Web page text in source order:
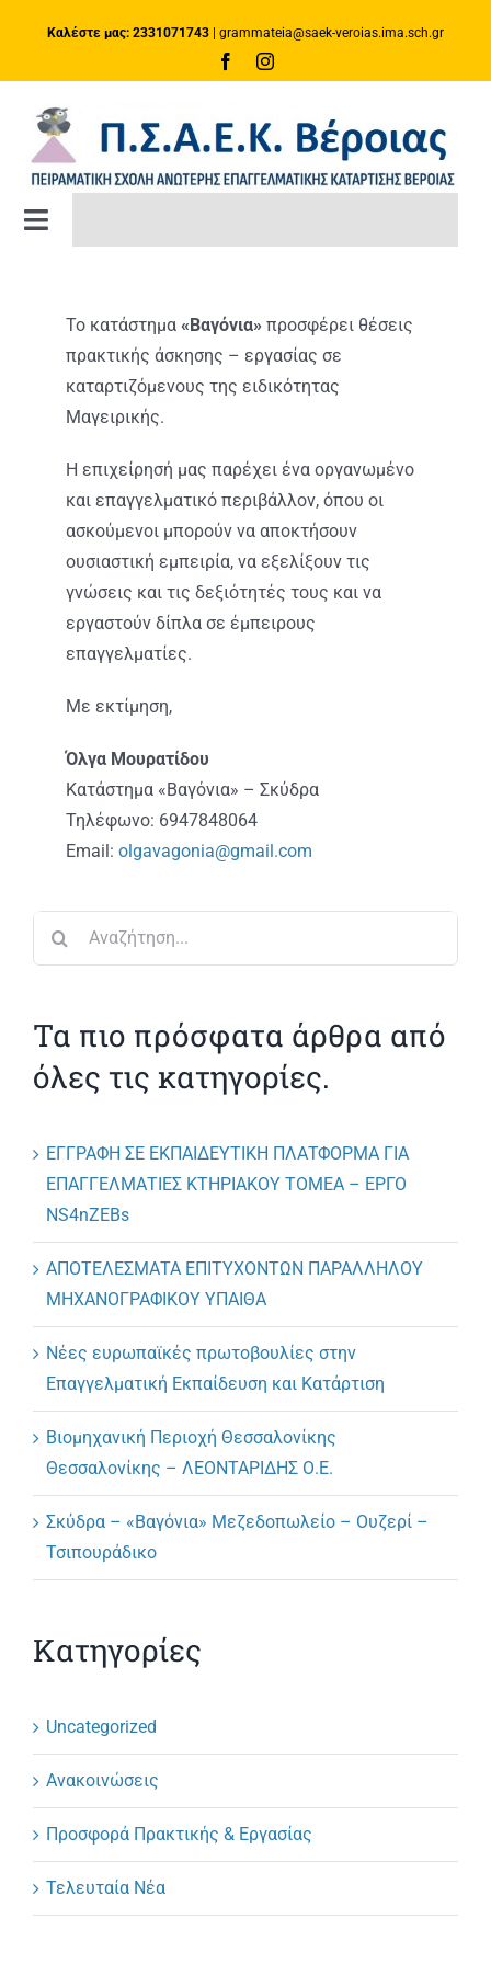
Καλέστε μας: 2331071743 grammateia@saek-veroias.ima.sch.gr
Toggle
ΚΑΤΑΡΤΙΣΗ
Πλατφόρμα e-Class
ΑΝΑΚΟΙΝΩΣΕΙΣ
ΠΡΑΚΤΙΚΗ ΑΣΚΗΣΗ
ΕΠΙΚΟΙΝΩΝΙΑ
Το κατάστημα «Βαγόνια»προσφέρει θέσεις
πρακτικής άσκησης – εργασίας σε
καταρτιζόμενους της ειδικότητας
Μαγειρικής.
Η επιχείρησή μας παρέχει ένα οργανωμένο
και επαγγελματικό περιβάλλον, όπου οι
ασκούμενοι μπορούν να αποκτήσουν
ουσιαστική εμπειρία, να εξελίξουν τις
γνώσεις και τις δεξιότητές τους και να
εργαστούν δίπλα σε έμπειρους
επαγγελματίες.
Με εκτίμηση,
Όλγα Μουρατίδου
Κατάστημα «Βαγόνια» – Σκύδρα
Τηλέφωνο: 6947848064
Email: olgavagonia@gmail.com
Τα πιο πρόσφατα άρθρα από
όλες τις κατηγορίες.
ΕΓΓΡΑΦΗ ΣΕ ΕΚΠΑΙΔΕΥΤΙΚΗ ΠΛΑΤΦΟΡΜΑ ΓΙΑ
ΕΠΑΓΓΕΛΜΑΤΙΕΣ ΚΤΗΡΙΑΚΟΥ ΤΟΜΕΑ – ΕΡΓΟ
NS4nZEBs
ΑΠΟΤΕΛΕΣΜΑΤΑ ΕΠΙΤΥΧΟΝΤΩΝ ΠΑΡΑΛΛΗΛΟΥ
ΜΗΧΑΝΟΓΡΑΦΙΚΟΥ ΥΠΑΙΘΑ
Νέες ευρωπαϊκές πρωτοβουλίες στην
Επαγγελματική Εκπαίδευση και Κατάρτιση
Βιομηχανική Περιοχή Θεσσαλονίκης
Θεσσαλονίκης – ΛΕΟΝΤΑΡΙΔΗΣ Ο.Ε.
Σκύδρα – «Βαγόνια» Μεζεδοπωλείο – Ουζερί –
Τσιπουράδικο
Κατηγορίες
Uncategorized
Ανακοινώσεις
Προσφορά Πρακτικής & Εργασίας
Τελευταία Νέα